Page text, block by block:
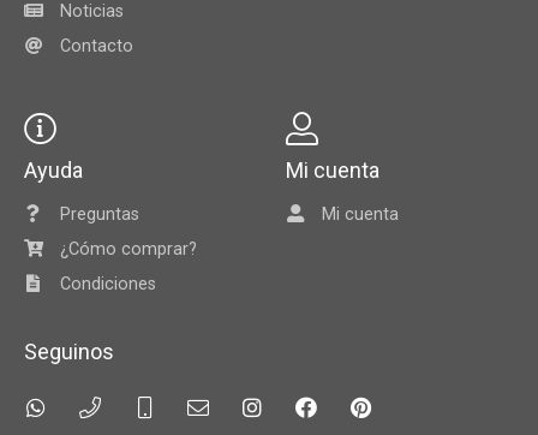
Noticias
Contacto
Ayuda
Preguntas
¿Cómo comprar?
Condiciones
Mi cuenta
Mi cuenta
Seguinos